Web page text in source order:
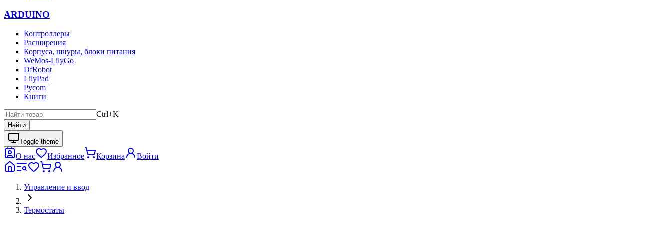
ARDUINO
Контроллеры
Расширения
Корпуса, шнуры, блоки питания
WeMos-LilyGo
DfRobot
LilyPad
Pycom
Книги
Ctrl+K
Найти
Toggle theme
О нас Избранное Корзина Войти
Управление и ввод
Термостаты